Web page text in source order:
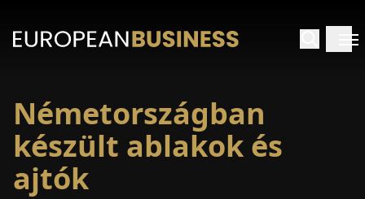
Németországban
készült ablakok és
ajtók